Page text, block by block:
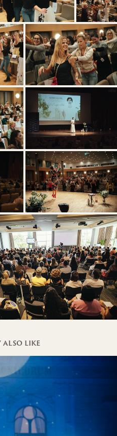
also like
NIGHT